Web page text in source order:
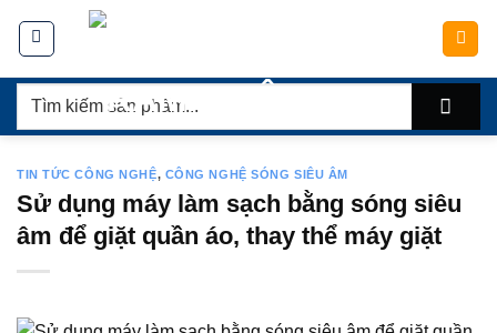
dung
Tìm
TIN TỨC CÔNG NGHỆ, CÔNG NGHỆ SÓNG SIÊU ÂM
Sử dụng máy làm sạch bằng sóng siêu
âm để giặt quần áo, thay thể máy giặt